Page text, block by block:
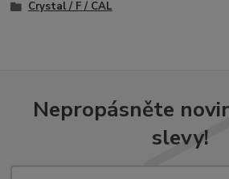
Crystal / F / CAL
Nepropásněte
slevy!